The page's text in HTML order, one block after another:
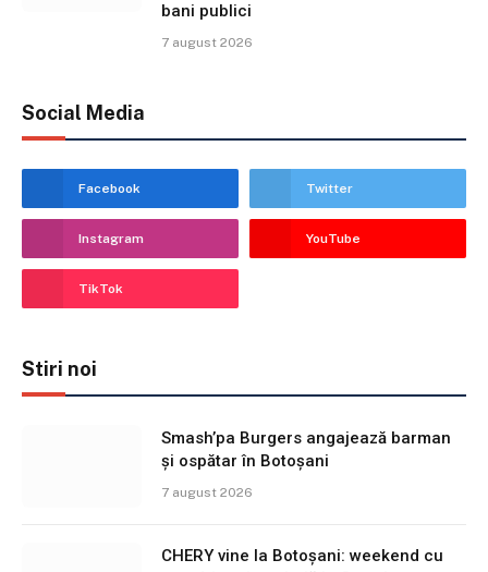
bani publici
7 august 2026
Social Media
Facebook Twitter
Instagram YouTube
TikTok
Stiri noi
Smash’pa Burgers angajează barman
și ospătar în Botoșani
7 august 2026
CHERY vine la Botoșani: weekend cu